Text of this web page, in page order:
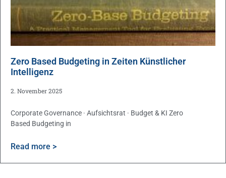
Zero Based Budgeting in Zeiten Künstlicher
Intelligenz
2. November 2025
Corporate Governance · Aufsichtsrat · Budget & KI Zero
Based Budgeting in
Read more >